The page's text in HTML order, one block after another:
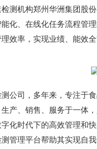
接入
给...
享受个
测机构郑州华洲集团股
化、在线化任务流程管
效率，实现业绩、能效全
公司，多年来，专注于
产、销售、服务于一体
化时代下的高效管理和
管理平台帮助其实现自我